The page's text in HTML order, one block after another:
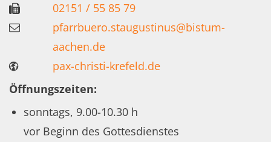
02151 / 55 85 79
pfarrbuero.staugustinus@bistum-
aachen.de
pax-christi-krefeld.de
Öffnungszeiten:
sonntags, 9.00-10.30 h
vor Beginn des Gottesdienstes